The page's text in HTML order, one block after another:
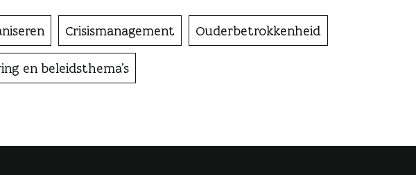
Crisismanagement Ouderbetrokkenheid
en beleidsthema's